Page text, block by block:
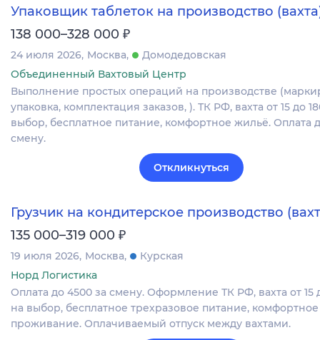
Упаковщик таблеток на производство
138 000–328 000 ₽
24 июля 2026 Москва
Домодедовская
Объединенный Вахтовый Центр
Выполнение простых операций на производстве
упаковка, комплектация заказов, ). ТК РФ, вахта от 15 до
выбор, бесплатное питание, комфортное жильё. Оплата
смену.
Откликнуться
Грузчик на кондитерское производство
135 000–319 000 ₽
19 июля 2026 Москва
Курская
Норд Логистика
Оплата до 4500 за смену. Оформление ТК РФ, вахта от 15
на выбор, бесплатное трехразовое питание, комфортное
проживание. Оплачиваемый отпуск между вахтами.